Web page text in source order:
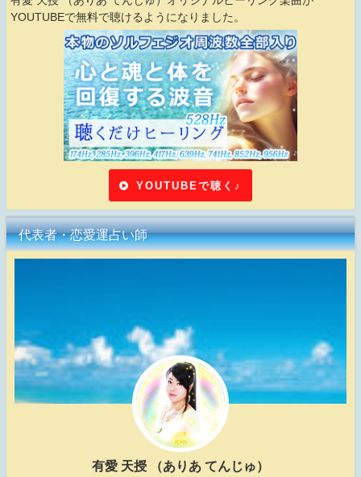
YOUTUBEで無料で聴けるようになりました。
YOUTUBEで聴く♪
代表者・恋愛運占い師
有愛 天授 （ありあ てんじゅ）